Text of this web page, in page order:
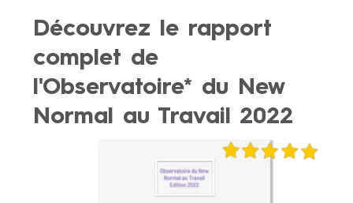
Découvrez le rapport
complet de
l'Observatoire* du New
Normal au Travail 2022